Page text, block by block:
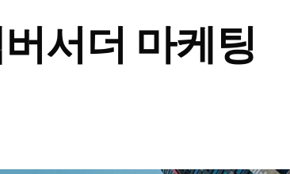
서더 마케팅